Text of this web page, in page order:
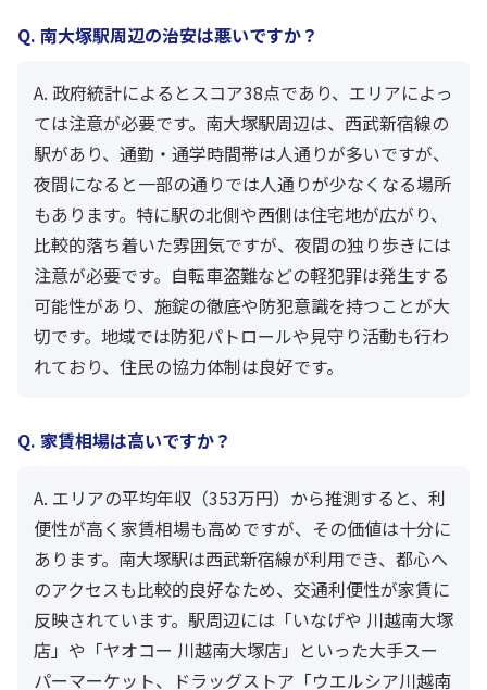
Q. 南大塚駅周辺の治安は悪いですか？
A. 政府統計によるとスコア38点であり、エリアによっ
ては注意が必要です。南大塚駅周辺は、西武新宿線の
駅があり、通勤・通学時間帯は人通りが多いですが、
夜間になると一部の通りでは人通りが少なくなる場所
もあります。特に駅の北側や西側は住宅地が広がり、
比較的落ち着いた雰囲気ですが、夜間の独り歩きには
注意が必要です。自転車盗難などの軽犯罪は発生する
可能性があり、施錠の徹底や防犯意識を持つことが大
切です。地域では防犯パトロールや見守り活動も行わ
れており、住民の協力体制は良好です。
Q. 家賃相場は高いですか？
A. エリアの平均年収（353万円）から推測すると、利
便性が高く家賃相場も高めですが、その価値は十分に
あります。南大塚駅は西武新宿線が利用でき、都心へ
のアクセスも比較的良好なため、交通利便性が家賃に
反映されています。駅周辺には「いなげや 川越南大塚
店」や「ヤオコー 川越南大塚店」といった大手スー
パーマーケット、ドラッグストア「ウエルシア川越南